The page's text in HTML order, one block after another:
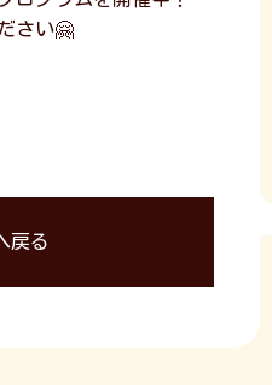
さい🤗
戻る